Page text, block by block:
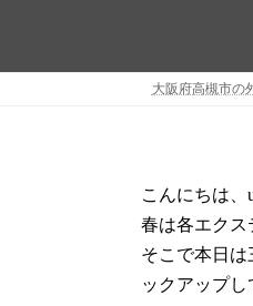
大阪府高槻市の
こんにちは、
春は各エクス
そこで本日は
ックアップし